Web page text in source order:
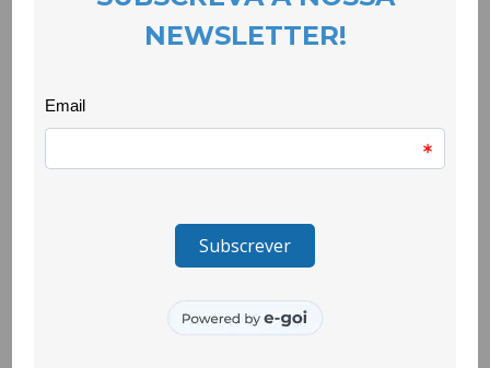
passado dia 8 de Março, uma exposição que resulta de uma
campanha do projecto Igualdade na Realidade. Organizada por
um grupo de 26 jovens que integra este projecto da CooLabora,
implicou a pesquisa da biografia de 21 mulheres, tantas
articulação com estudantes destes
21 países para que colaborassem, validando as pesquisas e
mulher representa. A atenção que tem despertado na